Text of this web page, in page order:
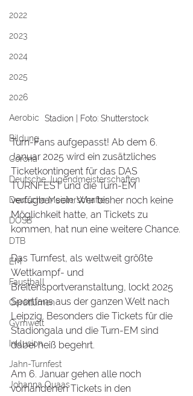
2022
2023
2024
2025
2026
Aerobic
Bildung
Corona
Deutsche Jugendmeisterschaften
Deutsche Meisterschaften
DOSB
DTB
EM
Faustball
Gerätturnen
Gymwelt
Inklusion
Jahn-Turnfest
Johanna Quaas
Stadion | Foto: Shutterstock
Turn-Fans aufgepasst! Ab dem 6.
Januar 2025 wird ein zusätzliches
Ticketkontingent für das DAS
TURNFEST und die Turn-EM
verfügbar sein. Wer bisher noch keine
Möglichkeit hatte, an Tickets zu
kommen, hat nun eine weitere Chance.
Das Turnfest, als weltweit größte
Wettkampf- und
Breitensportveranstaltung, lockt 2025
Sportfans aus der ganzen Welt nach
Leipzig. Besonders die Tickets für die
Stadiongala und die Turn-EM sind
dabei heiß begehrt.
Am 6. Januar gehen alle noch
vorhandenen Tickets in den